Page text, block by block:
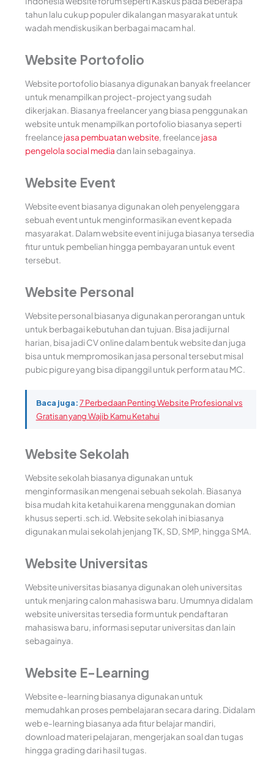
tahun lalu cukup populer dikalangan masyarakat untuk
wadah mendiskusikan berbagai macam hal.
Website Portofolio
Website portofolio biasanya digunakan banyak freelancer
untuk menampilkan project-project yang sudah
dikerjakan. Biasanya freelancer yang biasa penggunakan
website untuk menampilkan portofolio biasanya seperti
freelancejasa pembuatan website, freelancejasa
pengelola social mediadan lain sebagainya.
Website Event
Website event biasanya digunakan oleh penyelenggara
sebuah event untuk menginformasikan event kepada
masyarakat. Dalam website event ini juga biasanya tersedia
fitur untuk pembelian hingga pembayaran untuk event
tersebut.
Website Personal
Website personal biasanya digunakan perorangan untuk
untuk berbagai kebutuhan dan tujuan. Bisa jadi jurnal
harian, bisa jadi CV online dalam bentuk website dan juga
bisa untuk mempromosikan jasa personal tersebut misal
pubic pigure yang bisa dipanggil untuk perform atau MC.
Baca juga:7 Perbedaan Penting Website Profesional vs
Gratisan yang Wajib Kamu Ketahui
Website Sekolah
Website sekolah biasanya digunakan untuk
menginformasikan mengenai sebuah sekolah. Biasanya
bisa mudah kita ketahui karena menggunakan domian
khusus seperti .sch.id. Website sekolah ini biasanya
digunakan mulai sekolah jenjang TK, SD, SMP, hingga SMA.
Website Universitas
Website universitas biasanya digunakan oleh universitas
untuk menjaring calon mahasiswa baru. Umumnya didalam
website universitas tersedia form untuk pendaftaran
mahasiswa baru, informasi seputar universitas dan lain
sebagainya.
Website E-Learning
Website e-learning biasanya digunakan untuk
memudahkan proses pembelajaran secara daring. Didalam
web e-learning biasanya ada fitur belajar mandiri,
download materi pelajaran, mengerjakan soal dan tugas
hingga grading dari hasil tugas.